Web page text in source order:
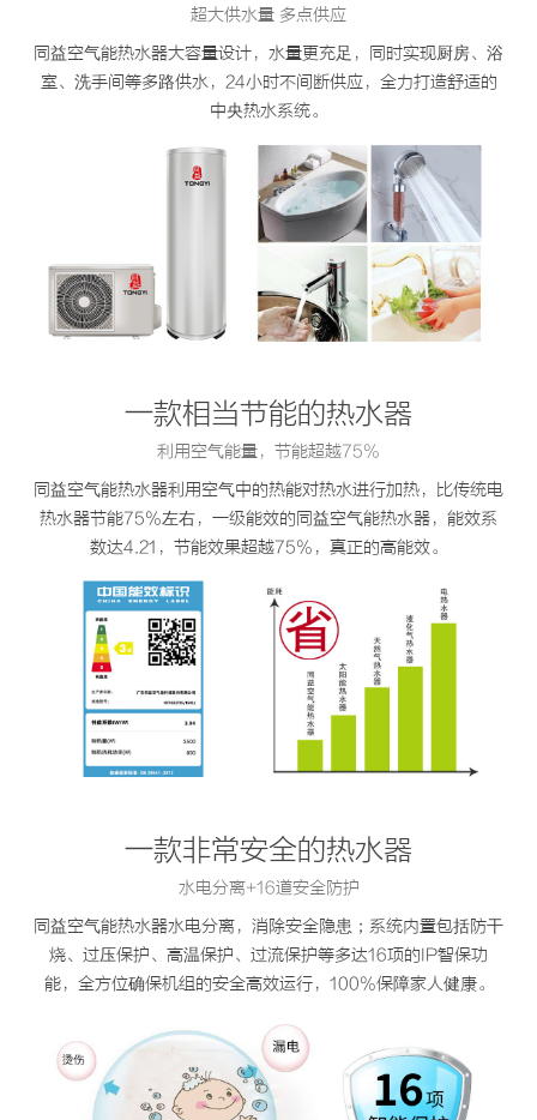
超大供水量 多点供应
同益空气能热水器大容量设计，水量更充足，同时实现厨房、浴
室、洗手间等多路供水，24小时不间断供应，全力打造舒适的
中央热水系统。
一款相当节能的热水器
利用空气能量，节能超越75%
同益空气能热水器利用空气中的热能对热水进行加热，比传统电
热水器节能75%左右，一级能效的同益空气能热水器，能效系
数达4.21，节能效果超越75%，真正的高能效。
一款非常安全的热水器
水电分离+16道安全防护
同益空气能热水器水电分离，消除安全隐患；系统内置包括防干
烧、过压保护、高温保护、过流保护等多达16项的IP智保功
能，全方位确保机组的安全高效运行，100%保障家人健康。